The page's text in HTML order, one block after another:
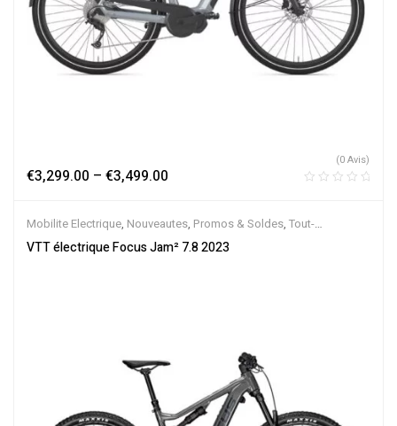
€3,299.00 – €3,499.00
(0 Avis)
Mobilite Electrique, Nouveautes, Promos & Soldes, Tout-
Suspendus,Vélo électrique ville,Velos Electriques
VTT électrique Focus Jam² 7.8 2023